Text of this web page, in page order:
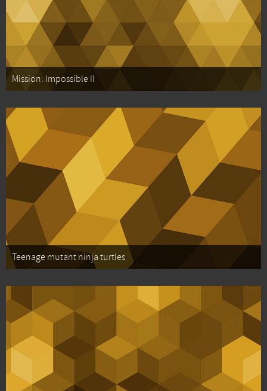
Mission: Impossible II
Teenage mutant ninja turtles